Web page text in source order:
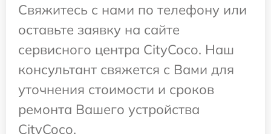
Свяжитесь с нами по телефону или
оставьте заявку на сайте
сервисного центра CityCoco. Наш
консультант свяжется с Вами для
уточнения стоимости и сроков
ремонта Вашего устройства
CityCoco.